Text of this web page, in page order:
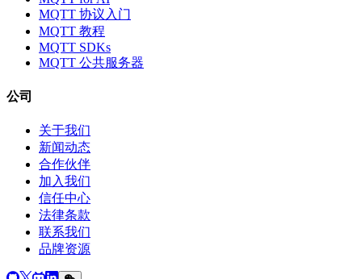
MQTT 协议入门
MQTT 教程
MQTT SDKs
MQTT 公共服务器
公司
关于我们
新闻动态
合作伙伴
加入我们
信任中心
法律条款
联系我们
品牌资源